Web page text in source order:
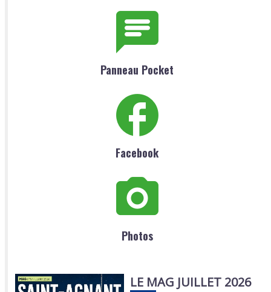
Panneau Pocket
Facebook
Photos
LE MAG JUILLET 2026